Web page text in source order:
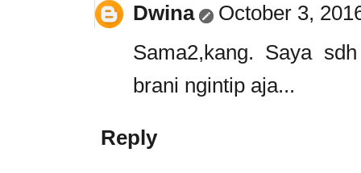
Dwina
October 3,
Sama2,kang. Saya
brani ngintip aja...
Reply